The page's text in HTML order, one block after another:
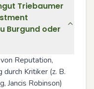
Triebaumer
Burgund oder
Reputation,
Kritiker (z. B.
Jancis Robinson)